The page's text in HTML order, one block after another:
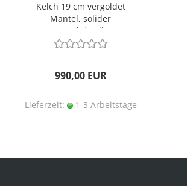
Kelch 19 cm vergoldet
Mantel, solider
Bergkristall
990,00 EUR
Lieferzeit: 1-3 Arbeitstage